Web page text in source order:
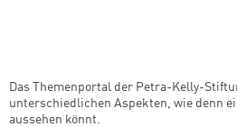
Das Themenportal der Petra-Kelly-
unterschiedlichen Aspekten, wie denn
aussehen könnt.